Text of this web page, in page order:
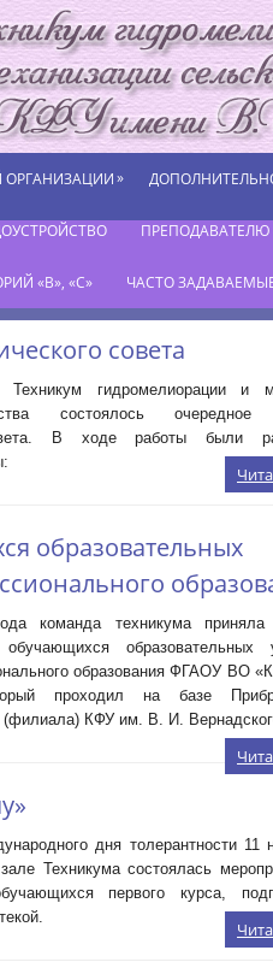
ОРГАНИЗАЦИИ»
ПРЕПОДАВАТЕЛЮ
«В», «С» ЧАСТО
совета
гидромелиорации и
состоялось очередное
В ходе работы были
образовательных
команда техникума
образовательных
образования ФГАОУ ВО
проходил на базе
(филиала) КФУ им. В. И.
дня толерантности 11
Техникума состоялась
первого курса,